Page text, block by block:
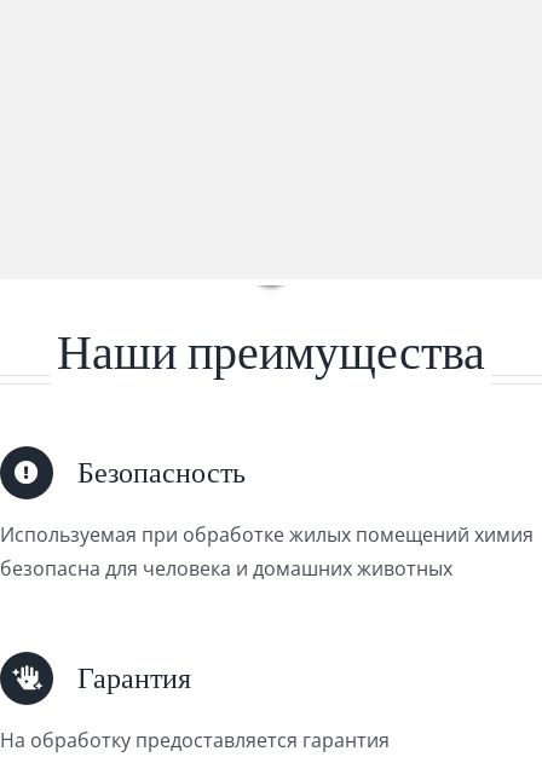
Наши преимущества
Безопасность
Используемая при обработке жилых помещений химия
безопасна для человека и домашних животных
Гарантия
На обработку предоставляется гарантия